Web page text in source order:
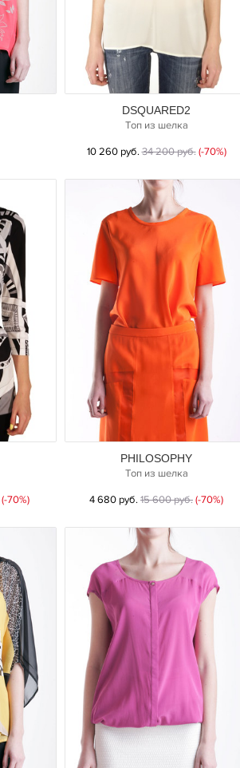
DSQUARED2
Топ из шелка
10 260 руб.34 200 руб. (-70%)
(-70%)
PHILOSOPHY
Топ из шелка
4 680 руб.15 600 руб.(-70%)